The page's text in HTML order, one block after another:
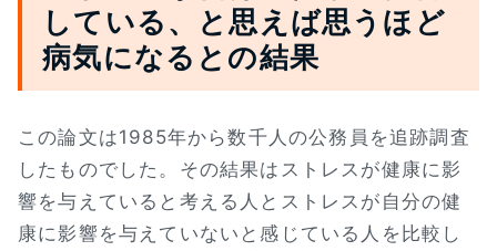
している、と思えば思うほど
病気になるとの結果
この論文は1985年から数千人の公務員を追跡調査
したものでした。その結果はストレスが健康に影
響を与えていると考える人とストレスが自分の健
康に影響を与えていないと感じている人を比較し